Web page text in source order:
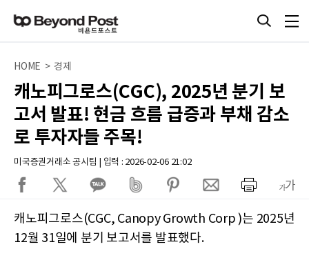
HOME > 경제
캐노피그로스(CGC), 2025년 분기 보
고서 발표! 현금 흐름 급증과 부채 감소
로 투자자들 주목!
미국증권거래소 공시팀 | 입력 : 2026-02-06 21:02
캐노피그로스(CGC, Canopy Growth Corp )는 2025년
12월 31일에 분기 보고서를 발표했다.